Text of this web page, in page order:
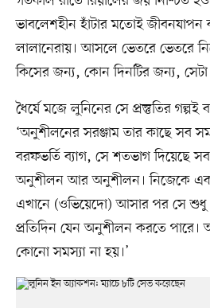
ভাবলেশহীন হাঁটার মতোই
লালানেরায়। আসলে ভেতরে ভেতরে
কিসের জন্য, কোন দিনটির জন্য,
ধৈর্যে মজে লুনিনের সে প্রস্তুতির
‘অনুশীলনের সরঞ্জাম তার কাছে সব
বরফভর্তি ব্যাগ, সে শতভাগ দিয়েছে
অনুশীলন আর অনুশীলন। নিজেকে
এখানে (ওভিয়েদো) আসার পর সে
প্রতিদিন যেন অনুশীলন করতে পারে।
কোনো সমস্যা না হয়।’